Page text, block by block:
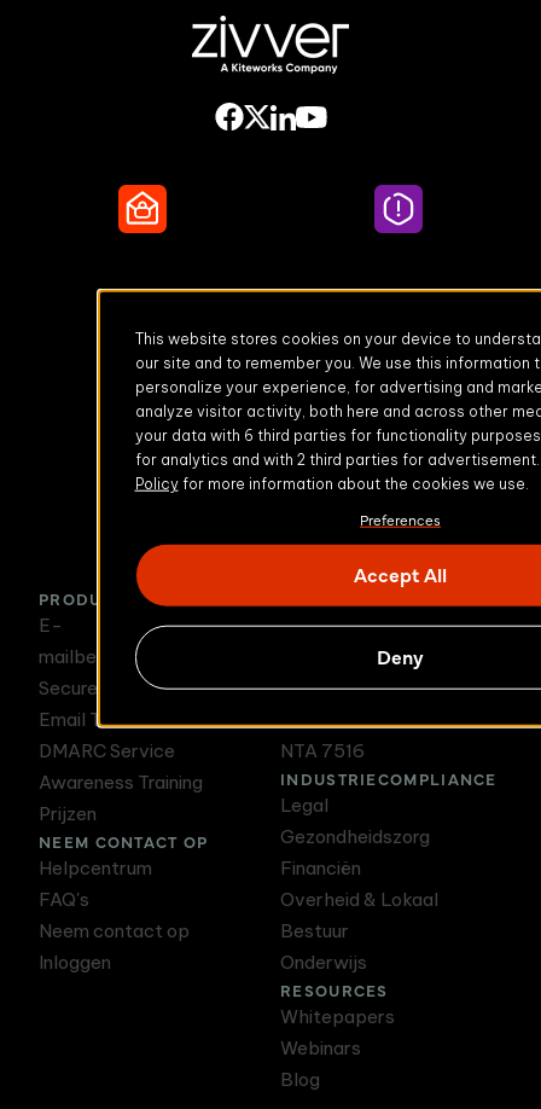
This website stores cookies on your device to
our site and to remember you. We use this information
personalize your experience, for advertising and
analyze visitor activity, both here and across other
your data with 6 third parties for functionality
for analytics and with 2 third parties for
Policyfor more information about the cookies we use.
Preferences
Accept All
Deny
Protection
DMARC Service Awareness Training
PRODUCTEN
E-
mailbeveiligingsoplossingen
Secure Email
Email Threat Protection
DMARC Service
Awareness Training
Prijzen
NEEM CONTACT OP
Helpcentrum
FAQ's
Neem contact op
Inloggen
NIS2
GDPR
HIPAA
NTA 7516
INDUSTRIECOMPLIANCE
Legal
Gezondheidszorg
Financiën
Overheid & Lokaal
Bestuur
Onderwijs
RESOURCES
Whitepapers
Webinars
Blog